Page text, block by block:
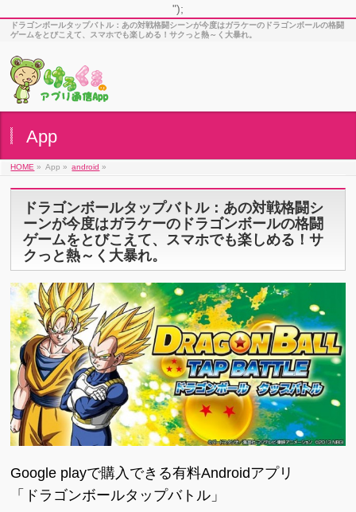
");
ドラゴンボールタップバトル：あの対戦格闘シーンが今度はガラケーのドラゴンボールの格闘
ゲームをとびこえて、スマホでも楽しめる！サクっと熱～く大暴れ。
App
HOME » App » android »
ドラゴンボールタップバトル：あの対戦格闘シ
ーンが今度はガラケーのドラゴンボールの格闘
ゲームをとびこえて、スマホでも楽しめる！サ
クっと熱～く大暴れ。
Google playで購入できる有料Androidアプリ
「ドラゴンボールタップバトル」